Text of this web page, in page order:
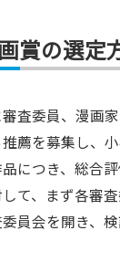
賞の選定
査委員、漫画
薦を募集し、
につき、総合
て、まず各審
員会を開き、